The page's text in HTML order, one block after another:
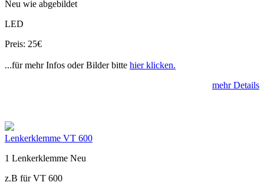
Neu wie abgebildet
LED
Preis: 25€
...für mehr Infos oder Bilder bitte hier klicken.
mehr Details
Lenkerklemme VT 600
1 Lenkerklemme Neu
z.B für VT 600